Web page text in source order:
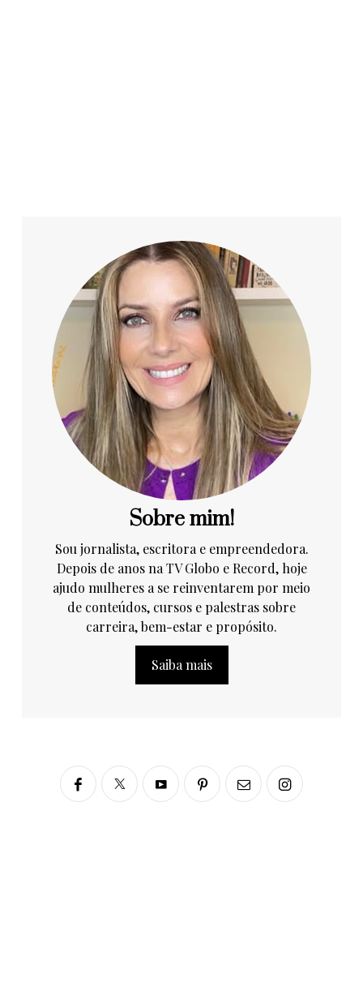
Sobre mim!
Sou jornalista, escritora e empreendedora.
Depois de anos na TV Globo e Record, hoje
ajudo mulheres a se reinventarem por meio
de conteúdos, cursos e palestras sobre
carreira, bem-estar e propósito.
Saiba mais